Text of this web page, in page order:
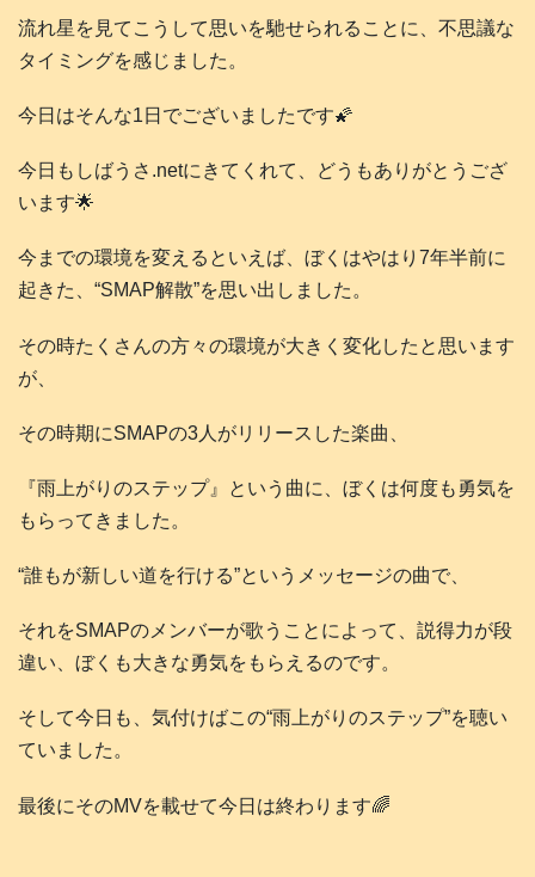
流れ星を見てこうして思いを馳せられることに、不思議な
タイミングを感じました。
今日はそんな1日でございましたです🌠
今日もしばうさ.netにきてくれて、どうもありがとうござ
います🌟
今までの環境を変えるといえば、ぼくはやはり7年半前に
起きた、“SMAP解散”を思い出しました。
その時たくさんの方々の環境が大きく変化したと思います
が、
その時期にSMAPの3人がリリースした楽曲、
『雨上がりのステップ』という曲に、ぼくは何度も勇気を
もらってきました。
“誰もが新しい道を行ける”というメッセージの曲で、
それをSMAPのメンバーが歌うことによって、説得力が段
違い、ぼくも大きな勇気をもらえるのです。
そして今日も、気付けばこの“雨上がりのステップ”を聴い
ていました。
最後にそのMVを載せて今日は終わります🌈